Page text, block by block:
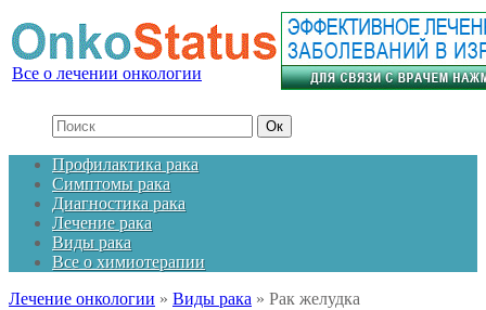
Все о лечении онкологии
Профилактика рака
Симптомы рака
Диагностика рака
Лечение рака
Виды рака
Все о химиотерапии
Лечение онкологии » Виды рака » Рак желудка